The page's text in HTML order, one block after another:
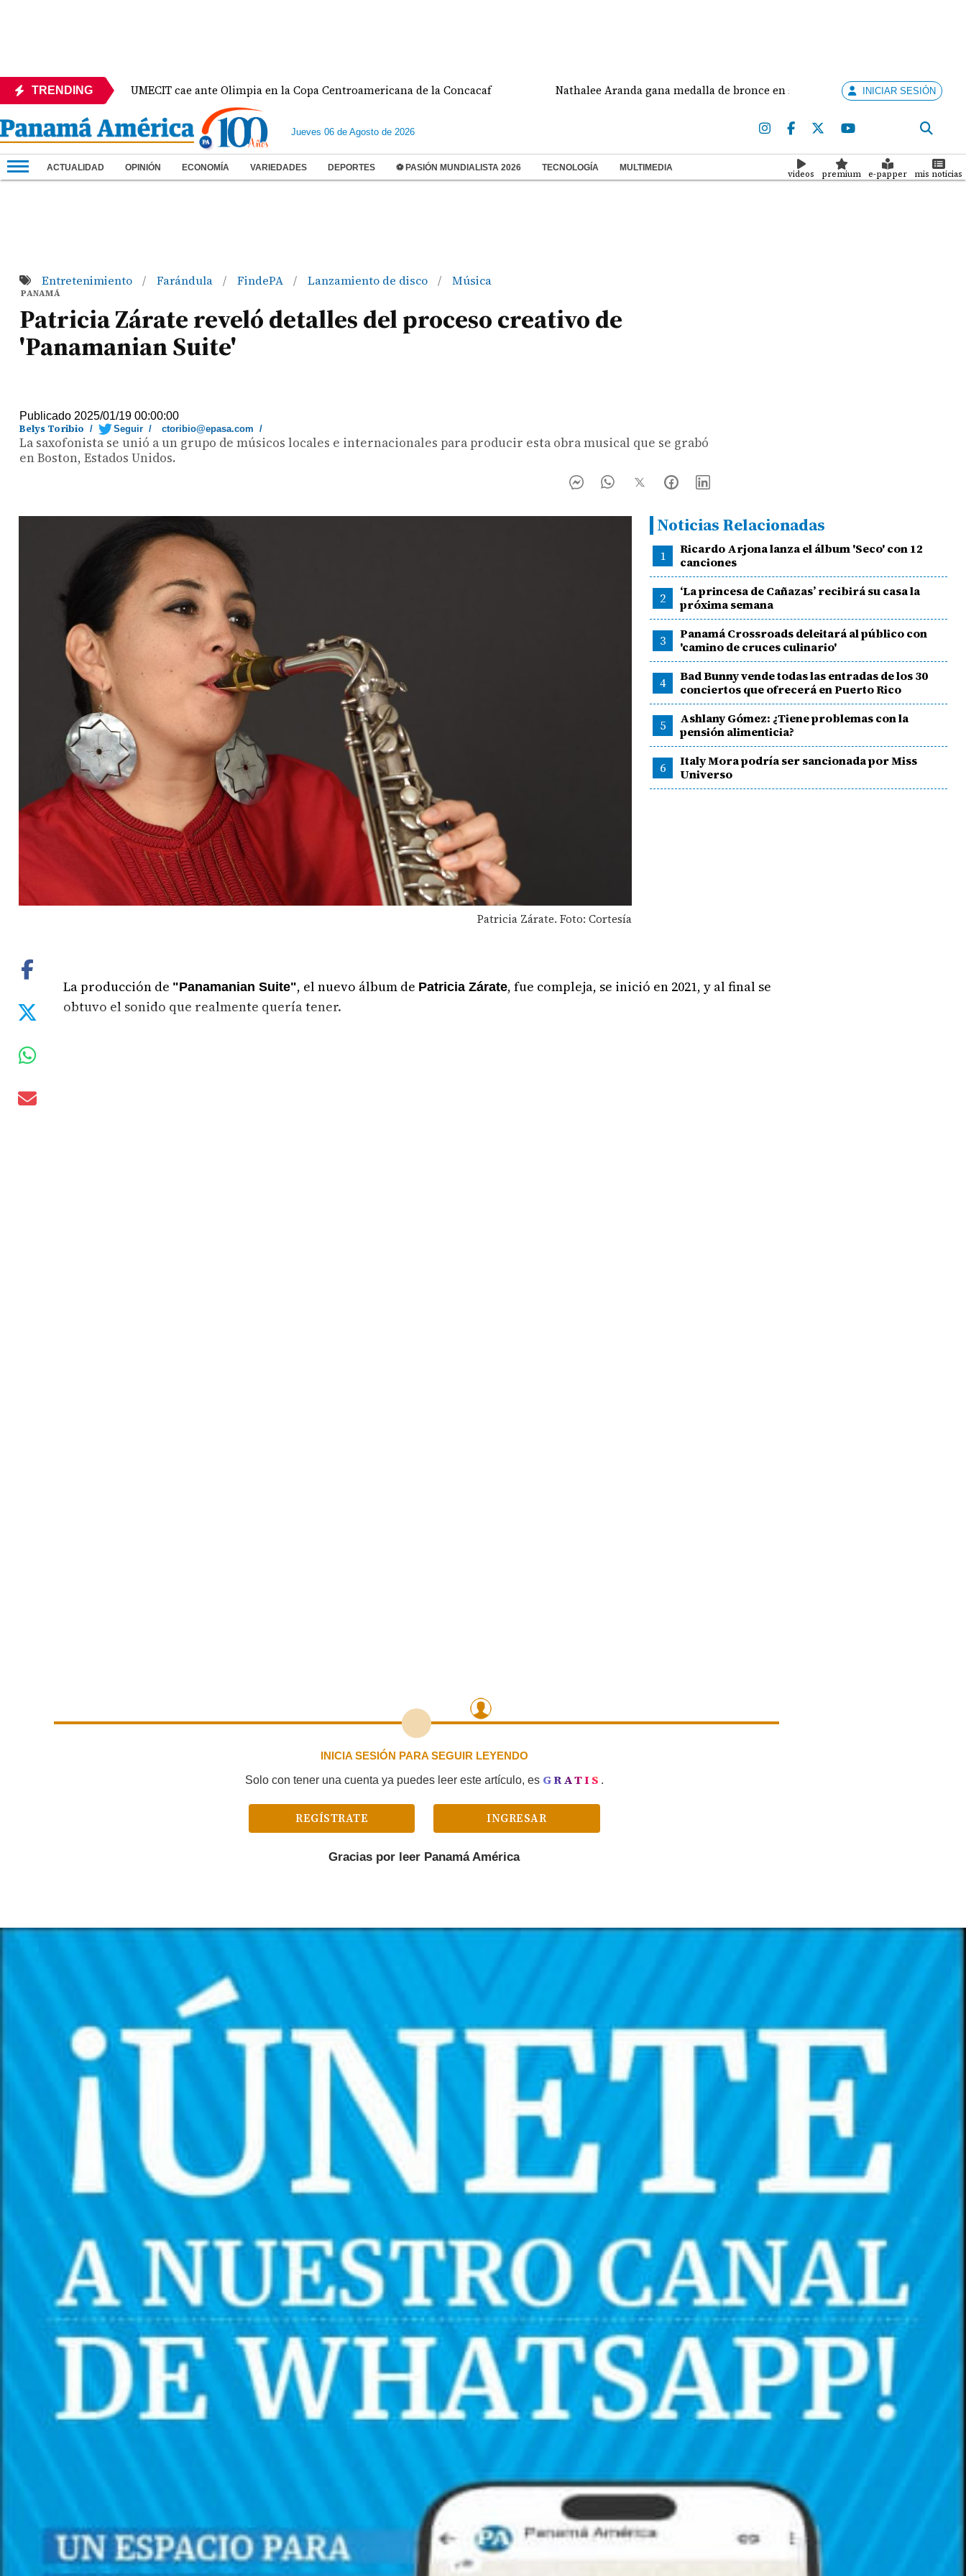
TRENDING
UMECIT cae ante Olimpia en la Copa Centroamericana de la Concacaf Nathalee Aranda gana medalla de bronce en salto largo femenino José Fajardo
INICIAR SESIÓN
Jueves 06 de Agosto de 2026
ACTUALIDAD OPINIÓN ECONOMÍA VARIEDADES DEPORTES ⚽ PASIÓN MUNDIALISTA 2026 TECNOLOGÍA MULTIMEDIA
videos premium e-papper mis noticias
Entretenimiento / Farándula / FindePA / Lanzamiento de disco / Música
PANAMÁ
Patricia Zárate reveló detalles del proceso creativo de
'Panamanian Suite'
Publicado 2025/01/19 00:00:00
Belys Toribio / Seguir / ctoribio@epasa.com /
La saxofonista se unió a un grupo de músicos locales e internacionales para producir esta obra musical que se grabó
en Boston, Estados Unidos.
Patricia Zárate. Foto: Cortesía
Noticias Relacionadas
1
Ricardo Arjona lanza el álbum 'Seco' con 12
canciones
2
‘La princesa de Cañazas’ recibirá su casa la
próxima semana
3
Panamá Crossroads deleitará al público con
'camino de cruces culinario'
4
Bad Bunny vende todas las entradas de los 30
conciertos que ofrecerá en Puerto Rico
5
Ashlany Gómez: ¿Tiene problemas con la
pensión alimenticia?
6
Italy Mora podría ser sancionada por Miss
Universo
La producción de "Panamanian Suite", el nuevo álbum de Patricia Zárate, fue compleja, se inició en 2021, y al final se
obtuvo el sonido que realmente quería tener.
INICIA SESIÓN PARA SEGUIR LEYENDO
Solo con tener una cuenta ya puedes leer este artículo, es GRATIS .
REGÍSTRATE INGRESAR
Gracias por leer Panamá América